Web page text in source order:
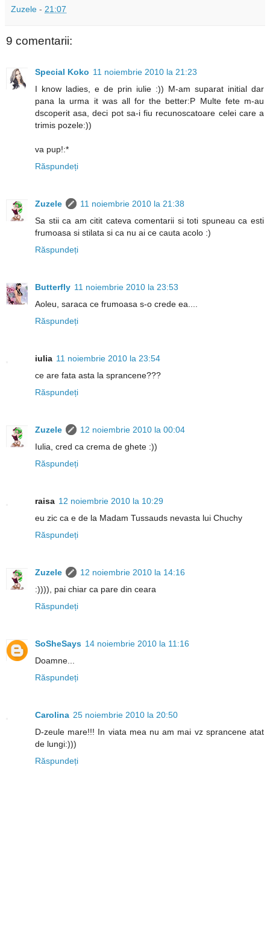
Zuzele - 21:07
9 comentarii:
Special Koko 11 noiembrie 2010 la 21:23
I know ladies, e de prin iulie :)) M-am suparat initial dar
pana la urma it was all for the better:P Multe fete m-au
dscoperit asa, deci pot sa-i fiu recunoscatoare celei care a
trimis pozele:))
va pup!:*
Răspundeți
Zuzele
11 noiembrie 2010 la 21:38
Sa stii ca am citit cateva comentarii si toti spuneau ca esti
frumoasa si stilata si ca nu ai ce cauta acolo :)
Răspundeți
Butterfly 11 noiembrie 2010 la 23:53
Aoleu, saraca ce frumoasa s-o crede ea....
Răspundeți
iulia 11 noiembrie 2010 la 23:54
ce are fata asta la sprancene???
Răspundeți
Zuzele
12 noiembrie 2010 la 00:04
Iulia, cred ca crema de ghete :))
Răspundeți
raisa 12 noiembrie 2010 la 10:29
eu zic ca e de la Madam Tussauds nevasta lui Chuchy
Răspundeți
Zuzele
12 noiembrie 2010 la 14:16
:)))), pai chiar ca pare din ceara
Răspundeți
SoSheSays 14 noiembrie 2010 la 11:16
Doamne...
Răspundeți
Carolina 25 noiembrie 2010 la 20:50
D-zeule mare!!! In viata mea nu am mai vz sprancene atat
de lungi:)))
Răspundeți